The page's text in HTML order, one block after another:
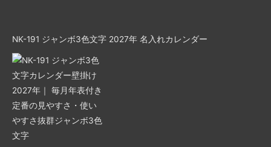
NK-191 ジャンボ3色文字 2027年 名入れカレンダー